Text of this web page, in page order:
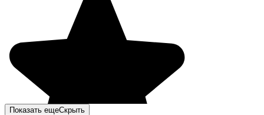
Показать ещеСкрыть